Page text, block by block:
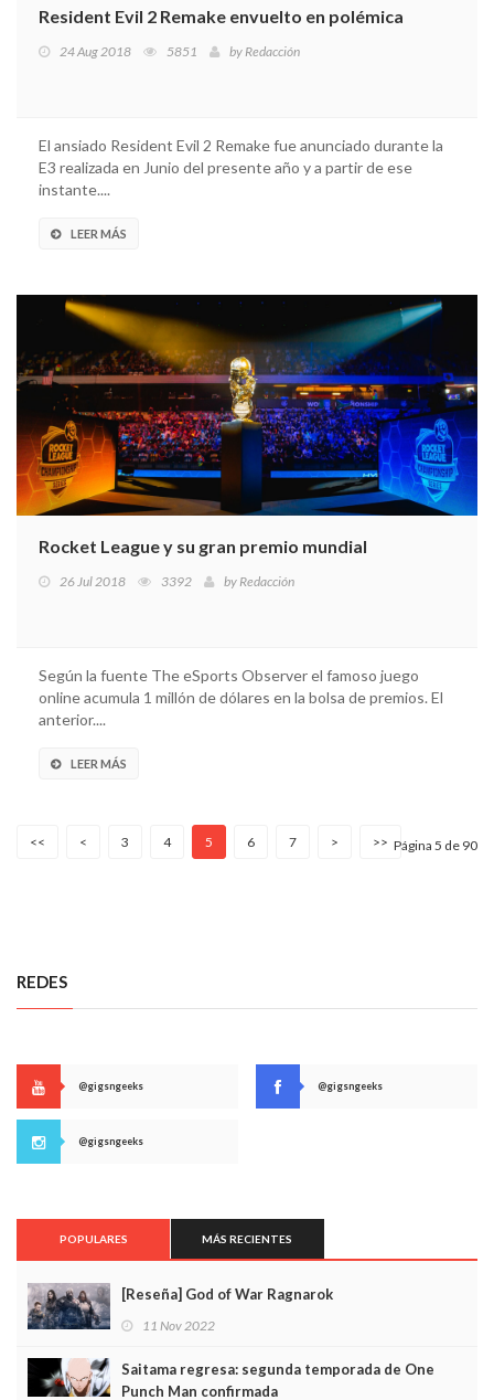
Resident Evil 2 Remake envuelto en polémica
24 Aug 2018 5851 byRedacción
El ansiado Resident Evil 2 Remake fue anunciado durante la
E3 realizada en Junio del presente año y a partir de ese
instante....
LEER MÁS
Rocket League y su gran premio mundial
26 Jul 2018 3392 byRedacción
Según la fuente The eSports Observer el famoso juego
online acumula 1 millón de dólares en la bolsa de premios. El
anterior....
LEER MÁS
<< < 3 4 5 6 7 > >> Página 5 de 90
REDES
@gigsngeeks @gigsngeeks
@gigsngeeks
POPULARES MÁS RECIENTES
[Reseña] God of War Ragnarok
11 Nov 2022
Saitama regresa: segunda temporada de One
Punch Man confirmada